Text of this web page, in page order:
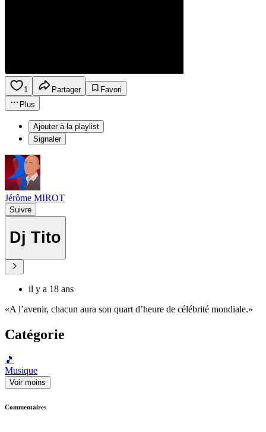
1 Partager
Favori
Plus
Ajouter à la playlist
Signaler
Jérôme MIROT
Suivre
Dj Tito
il y a 18 ans
«A l’avenir, chacun aura son quart d’heure de célébrité mondiale.»
Catégorie
🎵
Musique
Voir moins
Commentaires